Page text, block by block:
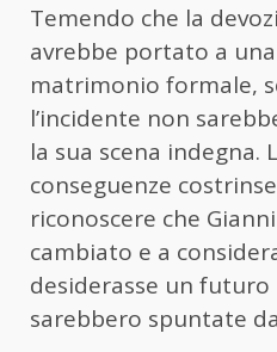
Temendo che la
avrebbe portato a
matrimonio formale,
l’incidente non
la sua scena indegna.
conseguenze
riconoscere che
cambiato e a
desiderasse un
sarebbero spuntate